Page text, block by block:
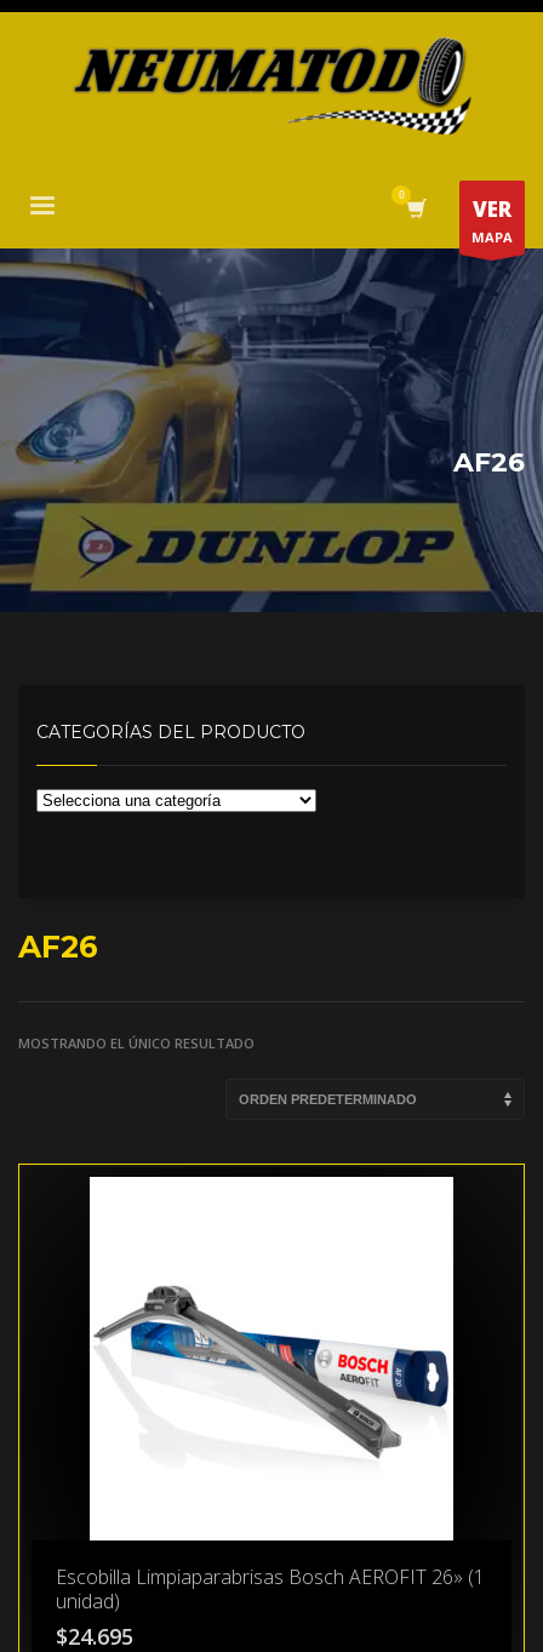
VER
MAPA
AF26
AF26
MOSTRANDO EL ÚNICO RESULTADO
Escobilla Limpiaparabrisas Bosch AEROFIT 26» (1
unidad)
$24.695
CATEGORÍAS DEL PRODUCTO